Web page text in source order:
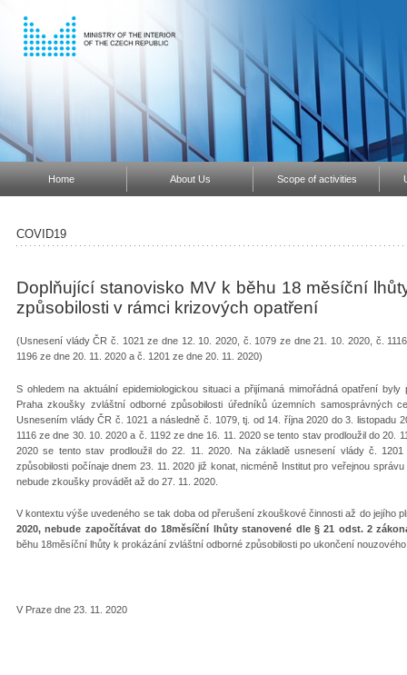
Home About Us Scope of activities
COVID19
Doplňující stanovisko MV k běhu 18 měsíční
způsobilosti v rámci krizových opatření
(Usnesení vlády ČR č. 1021 ze dne 12. 10. 2020, č. 1079 ze dne 21. 10. 2020, č.
1196 ze dne 20. 11. 2020 a č. 1201 ze dne 20. 11. 2020)
S ohledem na aktuální epidemiologickou situaci a přijímaná mimořádná opatření
Praha zkoušky zvláštní odborné způsobilosti úředníků územních samosprávných
Usnesením vlády ČR č. 1021 a následně č. 1079, tj. od 14. října 2020 do 3. listopadu
1116 ze dne 30. 10. 2020 a č. 1192 ze dne 16. 11. 2020 se tento stav prodloužil do 20.
2020 se tento stav prodloužil do 22. 11. 2020. Na základě usnesení vlády č.
způsobilosti počínaje dnem 23. 11. 2020 již konat, nicméně Institut pro veřejnou
nebude zkoušky provádět až do 27. 11. 2020.
V kontextu výše uvedeného se tak doba od přerušení zkouškové činnosti až do jejího
2020, nebude započítávat do 18měsíční lhůty stanovené dle § 21 odst. 2
běhu 18měsíční lhůty k prokázání zvláštní odborné způsobilosti po ukončení
V Praze dne 23. 11. 2020